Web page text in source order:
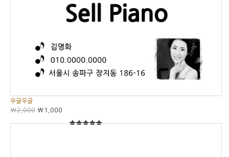
우글우글
₩2,000 ₩1,000